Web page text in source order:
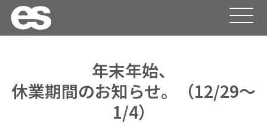
年末年始、
休業期間のお知らせ。（12/29～
1/4）